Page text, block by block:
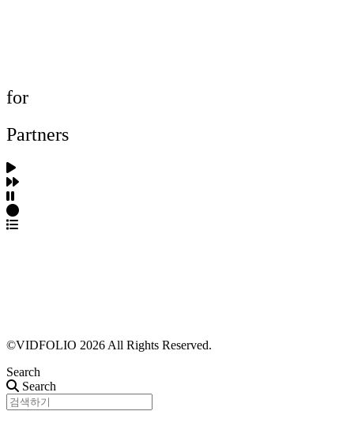
for
Partners
©VIDFOLIO 2026 All Rights Reserved.
Search
Search